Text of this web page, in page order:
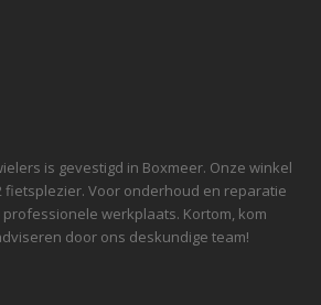
is gevestigd in Boxmeer. Onze winkel
fietsplezier. Voor onderhoud en reparatie
werkplaats. Kortom, kom
door ons deskundige team!